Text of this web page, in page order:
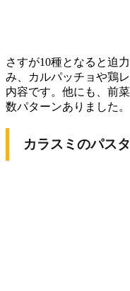
さすが10種となると迫
み、カルパッチョや鶏
内容です。他にも、前
数パターンありました。
カラスミのパス